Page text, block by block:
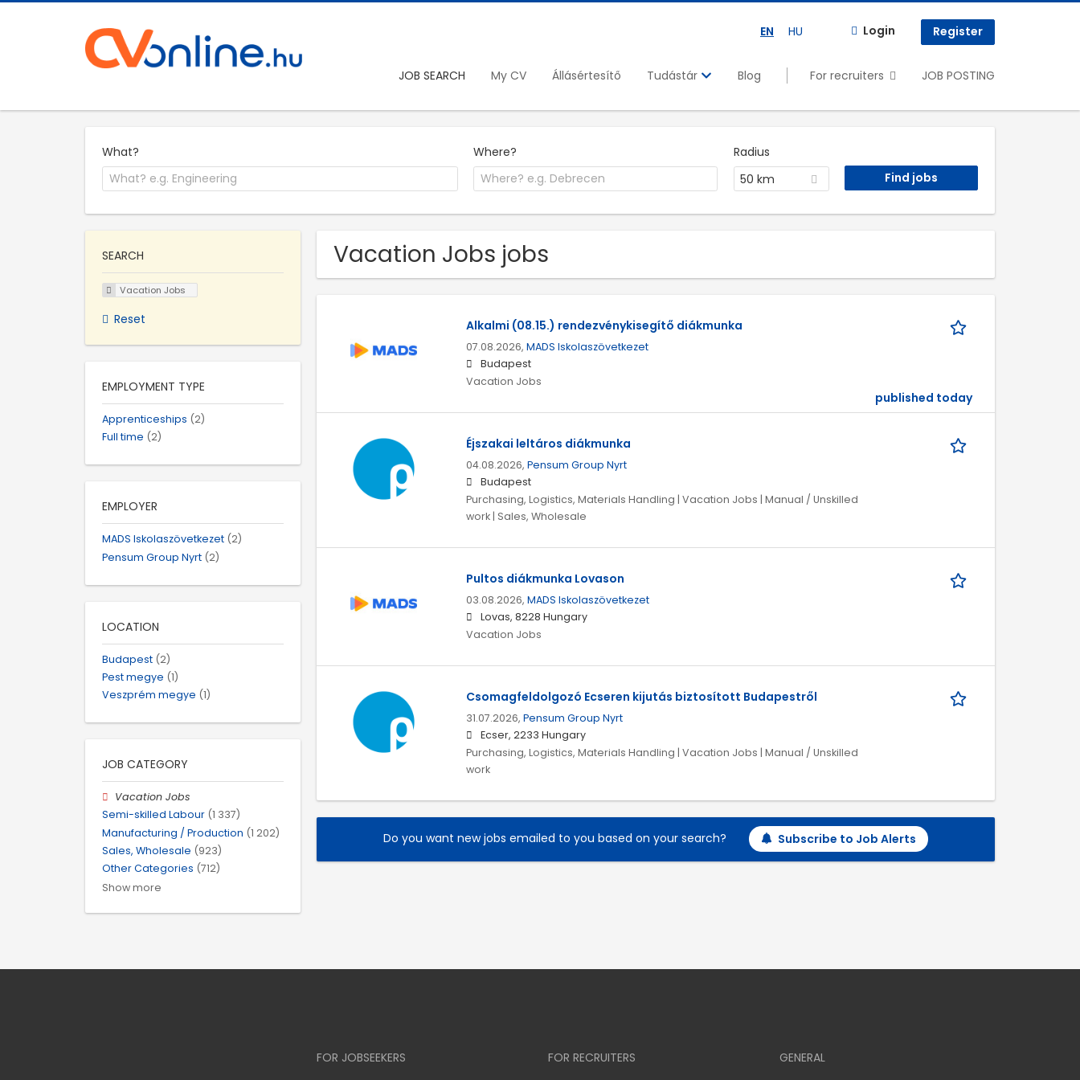
EN HU Login Register
JOB SEARCH My CV Állásértesítő Tudástár Blog For recruiters JOB POSTING
What? Where?
Radius
50 km
Vacation Jobs jobs
Alkalmi (08.15.) rendezvénykisegítő diákmunka
07.08.2026, MADS Iskolaszövetkezet
Budapest
Vacation Jobs
published today
Éjszakai leltáros diákmunka
04.08.2026, Pensum Group Nyrt
Budapest
Purchasing, Logistics, Materials Handling | Vacation Jobs | Manual / Unskilled
work | Sales, Wholesale
Pultos diákmunka Lovason
03.08.2026, MADS Iskolaszövetkezet
Lovas, 8228 Hungary
Vacation Jobs
Csomagfeldolgozó Ecseren kijutás biztosított Budapestről
31.07.2026, Pensum Group Nyrt
Ecser, 2233 Hungary
Purchasing, Logistics, Materials Handling | Vacation Jobs | Manual / Unskilled
work
Do you want new jobs emailed to you based on your search? Subscribe to Job Alerts
SEARCH
Vacation Jobs
Reset
EMPLOYMENT TYPE
Apprenticeships (2)
Full time (2)
EMPLOYER
MADS Iskolaszövetkezet (2)
Pensum Group Nyrt (2)
LOCATION
Budapest (2)
Pest megye (1)
Veszprém megye (1)
JOB CATEGORY
Vacation Jobs
Semi-skilled Labour (1 337)
Manufacturing / Production (1 202)
Sales, Wholesale (923)
Other Categories (712)
Show more
FOR JOBSEEKERS FOR RECRUITERS GENERAL